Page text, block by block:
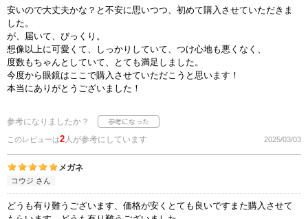
安いので大丈夫かな？と不安に思いつつ、初めて購入させていただきま
した。
が、届いて、びっくり。
想像以上に可愛くて、しっかりしていて、つけ心地も悪くなく、
度数もちゃんとしていて、とても満足しました。
今度から眼鏡はここで購入させていただこうと思います！
本当にありがとうございました！
参考になりましたか？
このレビューは2人が参考にしています 2025/03/03
メガネ
コウジ さん
どうも有り難うございます、価格が安くとても良いですまた購入させて